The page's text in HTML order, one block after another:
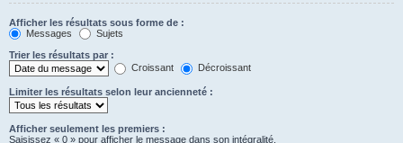
Afficher les résultats sous forme de :
Messages
Sujets
Trier les résultats par :
Croissant
Décroissant
Limiter les résultats selon leur ancienneté :
Afficher seulement les premiers :
Saisissez « 0 » pour afficher le message dans son intégralité.